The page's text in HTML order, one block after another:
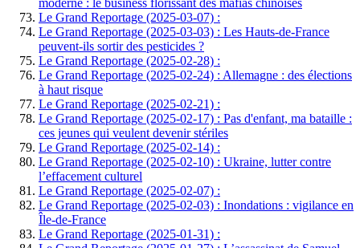
Le Grand Reportage (2025-03-07) :
Le Grand Reportage (2025-03-03) : Les Hauts-de-France
peuvent-ils sortir des pesticides ?
Le Grand Reportage (2025-02-28) :
Le Grand Reportage (2025-02-24) : Allemagne : des élections
à haut risque
Le Grand Reportage (2025-02-21) :
Le Grand Reportage (2025-02-17) : Pas d'enfant, ma bataille :
ces jeunes qui veulent devenir stériles
Le Grand Reportage (2025-02-14) :
Le Grand Reportage (2025-02-10) : Ukraine, lutter contre
l’effacement culturel
Le Grand Reportage (2025-02-07) :
Le Grand Reportage (2025-02-03) : Inondations : vigilance en
Île-de-France
Le Grand Reportage (2025-01-31) :